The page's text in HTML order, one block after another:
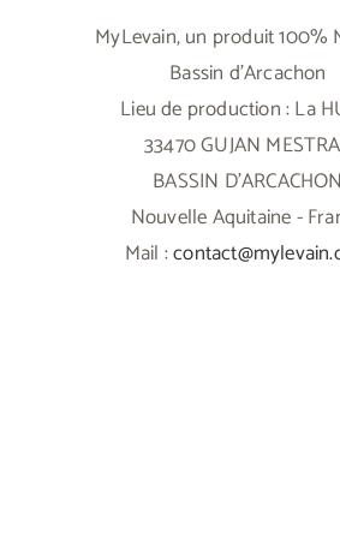
MyLevain, un produit 100%
Bassin d'Arcachon
Lieu de production : La
33470 GUJAN
BASSIN D'ARCACHON
Nouvelle Aquitaine -
Mail :